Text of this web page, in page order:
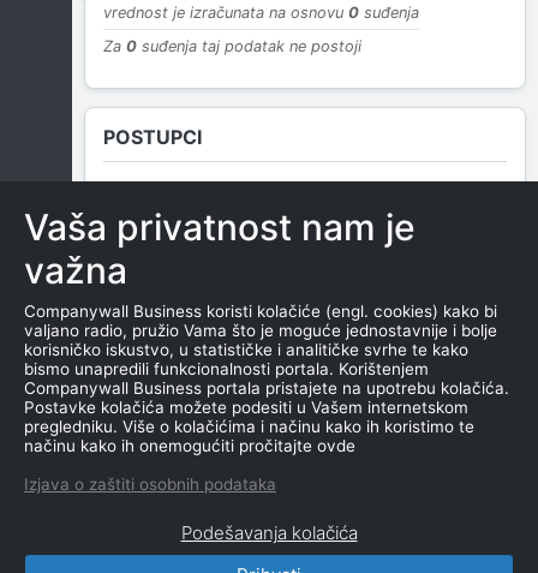
vrednost je izračunata na osnovu 0 suđenja
Za 0 suđenja taj podatak ne postoji
POSTUPCI
NEMA SUDSKIH OBJAVA
ROČIŠTA
NEMA SUDSKIH OBJAVA
Vaša privatnost nam je
važna
Companywall Business koristi kolačiće (engl. cookies) kako bi
valjano radio, pružio Vama što je moguće jednostavnije i bolje
korisničko iskustvo, u statističke i analitičke svrhe te kako
bismo unapredili funkcionalnosti portala. Korištenjem
Companywall Business portala pristajete na upotrebu kolačića.
Postavke kolačića možete podesiti u Vašem internetskom
pregledniku. Više o kolačićima i načinu kako ih koristimo te
načinu kako ih onemogućiti pročitajte ovde
Izjava o zaštiti osobnih podataka
Podešavanja kolačića